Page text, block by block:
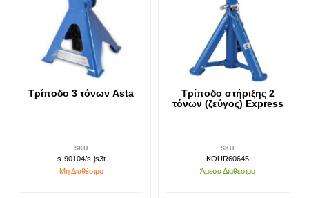
Τρίποδο 3 τόνων Asta
SKU
s-90104/s-js3t
Μη Διαθέσιμο
Τρίποδο στήριξης 2
τόνων (ζεύγος) Express
SKU
KOUR60645
Άμεσα Διαθέσιμο
επόμενο μήνα.
Διάβασα και αποδέχομαι τους όρους